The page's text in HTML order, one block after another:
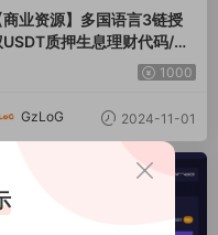
商业资源】多国语言3链授
USDT质押生息理财代码/带
1000
GzLoG 2024-11-01